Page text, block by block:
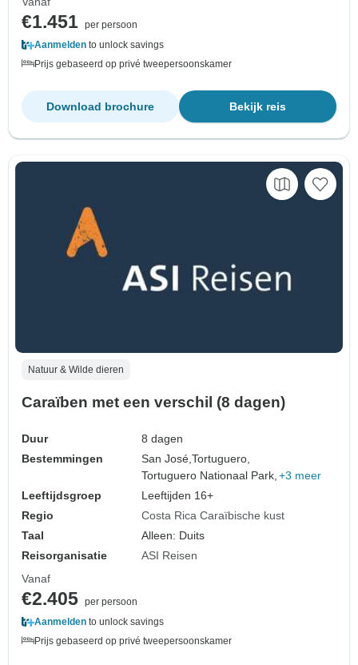
€1.451 per persoon
Aanmelden to unlock savings
Prijs gebaseerd op privé tweepersoonskamer
Bekijk reis
Download brochure
Natuur & Wilde dieren
Caraïben met een verschil (8 dagen)
Duur
8 dagen
Bestemmingen
San José,Tortuguero,
Tortuguero Nationaal Park, +3 meer
Leeftijdsgroep
Leeftijden 16+
Regio
Costa Rica Caraïbische kust
Taal
Alleen: Duits
Reisorganisatie
ASI Reisen
Vanaf
€2.405 per persoon
Aanmelden to unlock savings
Prijs gebaseerd op privé tweepersoonskamer